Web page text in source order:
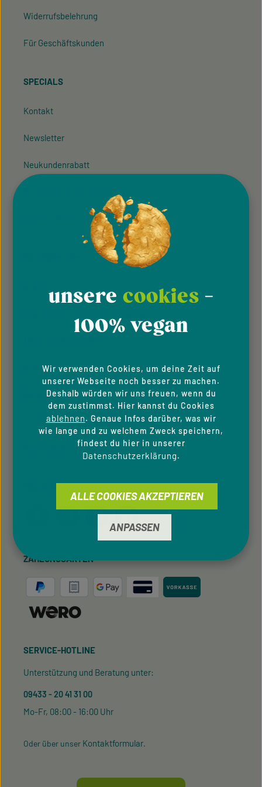
Widerrufsbelehrung
Für Geschäftskunden
SPECIALS
Kontakt
Newsletter
Neukundenrabatt
Vegane Aktionswochen
Impressum
Datenschutzhinweise
Cookie-Einstellungen
Barrierefreiheit
FOLGE UNS
ZAHLUNGSARTEN
SERVICE-HOTLINE
Unterstützung und Beratung unter:
09433 - 20 41 31 00
Mo-Fr, 08:00 - 16:00 Uhr
Oder über unser Kontaktformular.
unsere cookies -
100% vegan
Wir verwenden Cookies, um deine Zeit auf
unserer Webseite noch besser zu machen.
Deshalb würden wir uns freuen, wenn du
dem zustimmst. Hier kannst du Cookies
ablehnen. Genaue Infos darüber, was wir
wie lange und zu welchem Zweck speichern,
findest du hier in unserer
Datenschutzerklärung.
ANPASSEN
ALLE COOKIES AKZEPTIEREN